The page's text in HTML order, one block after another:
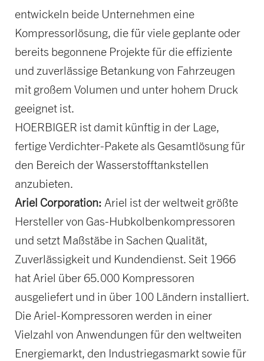
entwickeln beide Unternehmen eine
Kompressorlösung, die für viele geplante oder
bereits begonnene Projekte für die effiziente
und zuverlässige Betankung von Fahrzeugen
mit großem Volumen und unter hohem Druck
geeignet ist.
HOERBIGER ist damit künftig in der Lage,
fertige Verdichter-Pakete als Gesamtlösung für
den Bereich der Wasserstofftankstellen
anzubieten.
Ariel Corporation: Ariel ist der weltweit größte
Hersteller von Gas-Hubkolbenkompressoren
und setzt Maßstäbe in Sachen Qualität,
Zuverlässigkeit und Kundendienst. Seit 1966
hat Ariel über 65.000 Kompressoren
ausgeliefert und in über 100 Ländern installiert.
Die Ariel-Kompressoren werden in einer
Vielzahl von Anwendungen für den weltweiten
Energiemarkt, den Industriegasmarkt sowie für